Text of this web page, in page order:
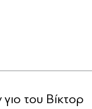
του Βίκτορ